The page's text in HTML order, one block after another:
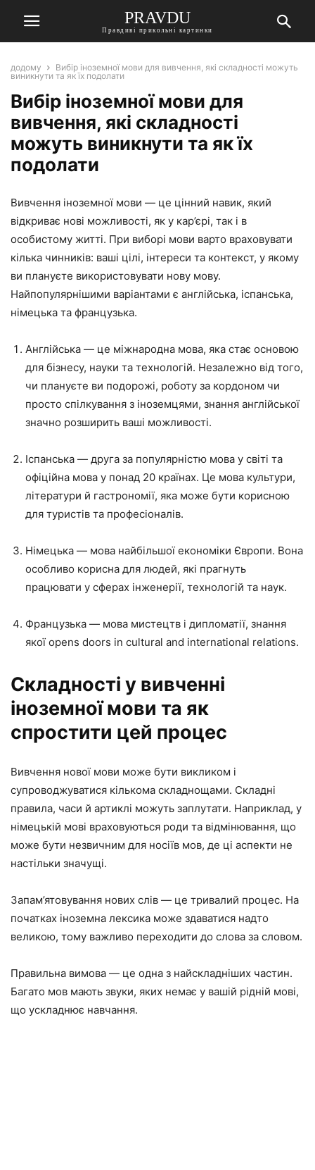
PRAVDU
Правдиві прикольні картинки
додому
Вибір іноземної мови для вивчення, які складності можуть
виникнути та як їх подолати
Вибір іноземної мови для
вивчення, які складності
можуть виникнути та як їх
подолати
Вивчення іноземної мови — це цінний навик, який
відкриває нові можливості, як у кар’єрі, так і в
особистому житті. При виборі мови варто враховувати
кілька чинників: ваші цілі, інтереси та контекст, у якому
ви плануєте використовувати нову мову.
Найпопулярнішими варіантами є англійська, іспанська,
німецька та французька.
Англійська — це міжнародна мова, яка стає основою
для бізнесу, науки та технологій. Незалежно від того,
чи плануєте ви подорожі, роботу за кордоном чи
просто спілкування з іноземцями, знання англійської
значно розширить ваші можливості.
Іспанська — друга за популярністю мова у світі та
офіційна мова у понад 20 країнах. Це мова культури,
літератури й гастрономії, яка може бути корисною
для туристів та професіоналів.
Німецька — мова найбільшої економіки Європи. Вона
особливо корисна для людей, які прагнуть
працювати у сферах інженерії, технологій та наук.
Французька — мова мистецтв і дипломатії, знання
якої opens doors in cultural and international relations.
Складності у вивченні
іноземної мови та як
спростити цей процес
Вивчення нової мови може бути викликом і
супроводжуватися кількома складнощами. Складні
правила, часи й артиклі можуть заплутати. Наприклад, у
німецькій мові враховуються роди та відмінювання, що
може бути незвичним для носіїв мов, де ці аспекти не
настільки значущі.
Запам’ятовування нових слів — це тривалий процес. На
початках іноземна лексика може здаватися надто
великою, тому важливо переходити до слова за словом.
Правильна вимова — це одна з найскладніших частин.
Багато мов мають звуки, яких немає у вашій рідній мові,
що ускладнює навчання.